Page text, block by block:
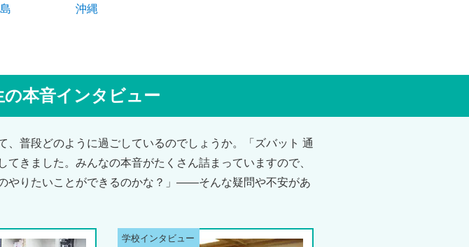
沖縄
本音インタビュー
普段どのように過ごしているのでしょうか。「ズバット 通
きました。みんなの本音がたくさん詰まっていますので、
やりたいことができるのかな？」――そんな疑問や不安があ